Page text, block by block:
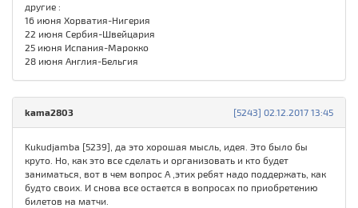
другие :
16 июня Хорватия-Нигерия
22 июня Сербия-Швейцария
25 июня Испания-Марокко
28 июня Англия-Бельгия
[5243] 02.12.2017 13:45
kama2803
Kukudjamba [5239], да это хорошая мысль, идея. Это было бы
круто. Но, как это все сделать и организовать и кто будет
заниматься, вот в чем вопрос А ,этих ребят надо поддержать, как
будто своих. И снова все остается в вопросах по приобретению
билетов на матчи.